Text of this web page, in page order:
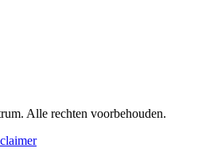
Alle rechten voorbehouden.